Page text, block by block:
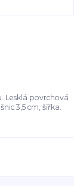
Lesklá povrchová
3,5 cm, šířka.